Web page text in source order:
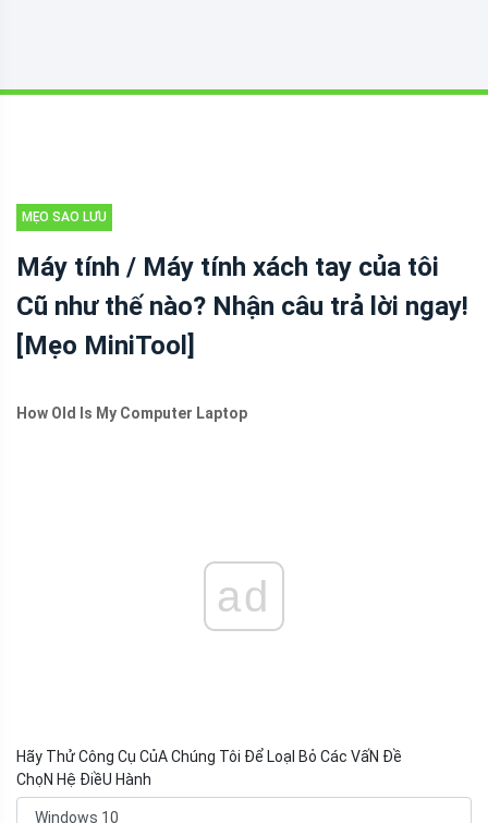
MẸO SAO LƯU
Máy tính / Máy tính xách tay của tôi
Cũ như thế nào? Nhận câu trả lời ngay!
[Mẹo MiniTool]
How Old Is My Computer Laptop
ad
Hãy Thử Công Cụ CủA Chúng Tôi Để LoạI Bỏ Các VấN Đề
ChọN Hệ ĐiềU Hành